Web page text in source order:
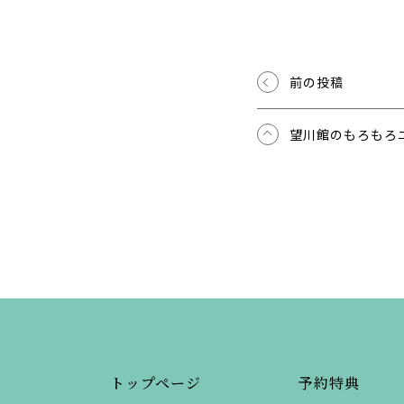
前の投稿
望川館のもろもろ
トップページ
予約特典